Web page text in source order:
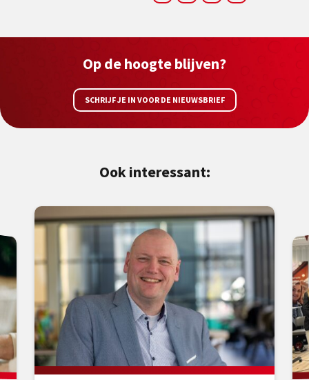
Op de hoogte blijven?
SCHRIJF JE IN VOOR DE NIEUWSBRIEF
Ook interessant: